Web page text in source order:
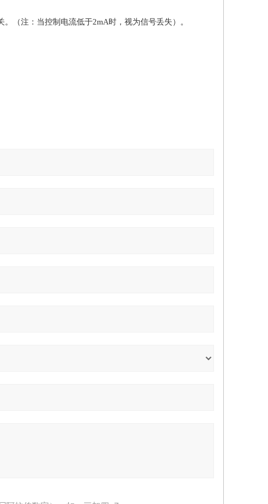
（注：当控制电流低于2mA时，视为信号丢失）。